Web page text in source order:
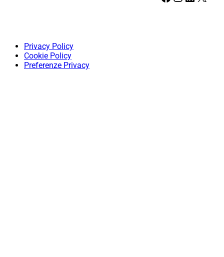
Privacy Policy
Cookie Policy
Preferenze Privacy